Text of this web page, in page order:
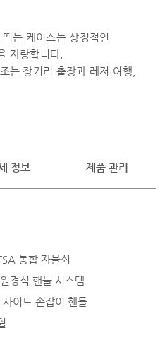
는 케이스는 상징적인
자랑합니다.
는 장거리 출장과 레저 여행,
다.
정보 제품 관리
통합 자물쇠
경식 핸들 시스템
이드 손잡이 핸들